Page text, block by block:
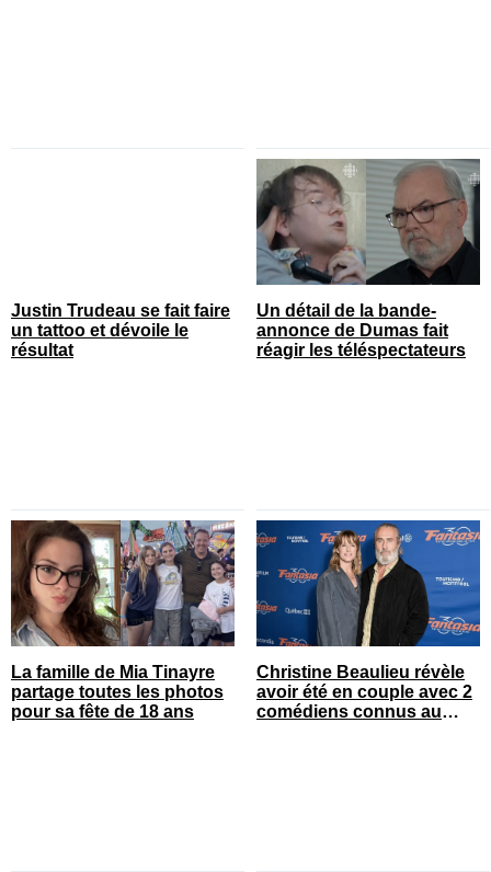
Justin Trudeau se fait faire
un tattoo et dévoile le
résultat
Un détail de la bande-
annonce de Dumas fait
réagir les téléspectateurs
La famille de Mia Tinayre
partage toutes les photos
pour sa fête de 18 ans
Christine Beaulieu révèle
avoir été en couple avec 2
comédiens connus au